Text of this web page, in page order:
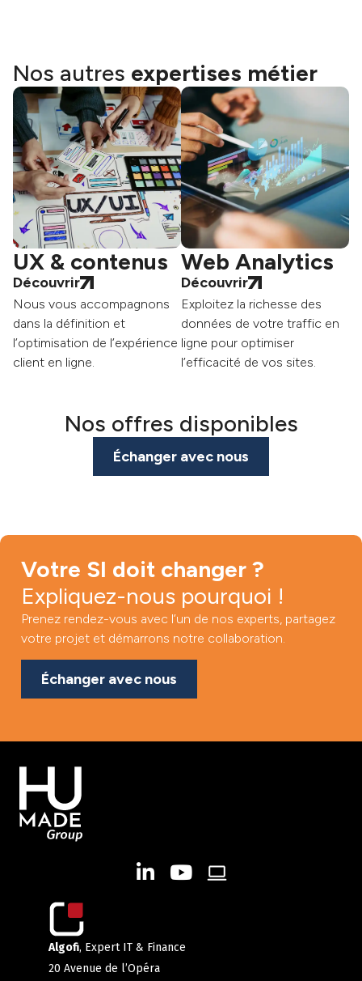
Nos autres expertises métier
UX & contenus
Découvrir
Nous vous accompagnons
dans la définition et
l’optimisation de l’expérience
client en ligne.
Web Analytics
Découvrir
Exploitez la richesse des
données de votre traffic en
ligne pour optimiser
l’efficacité de vos sites.
Nos offres disponibles
Échanger avec nous
Votre SI doit changer ?
Expliquez-nous pourquoi !
Prenez rendez-vous avec l’un de nos experts, partagez
votre projet et démarrons notre collaboration.
Échanger avec nous
Algofi, Expert IT & Finance
20 Avenue de l’Opéra